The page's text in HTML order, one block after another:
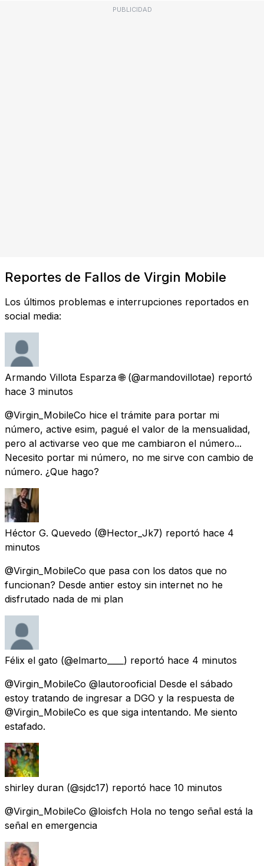
PUBLICIDAD
Reportes de Fallos de Virgin Mobile
Los últimos problemas e interrupciones reportados en
social media:
Armando Villota Esparza 🌐 (@armandovillotae) reportó
hace 3 minutos
@Virgin_MobileCo hice el trámite para portar mi
número, active esim, pagué el valor de la mensualidad,
pero al activarse veo que me cambiaron el número...
Necesito portar mi número, no me sirve con cambio de
número. ¿Que hago?
Héctor G. Quevedo (@Hector_Jk7) reportó hace 4
minutos
@Virgin_MobileCo que pasa con los datos que no
funcionan? Desde antier estoy sin internet no he
disfrutado nada de mi plan
Félix el gato (@elmarto____) reportó hace 4 minutos
@Virgin_MobileCo @lautorooficial Desde el sábado
estoy tratando de ingresar a DGO y la respuesta de
@Virgin_MobileCo es que siga intentando. Me siento
estafado.
shirley duran (@sjdc17) reportó hace 10 minutos
@Virgin_MobileCo @loisfch Hola no tengo señal está la
señal en emergencia